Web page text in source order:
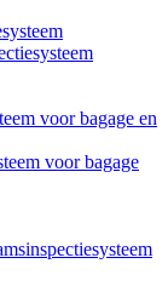
voor bagage en
voor bagage